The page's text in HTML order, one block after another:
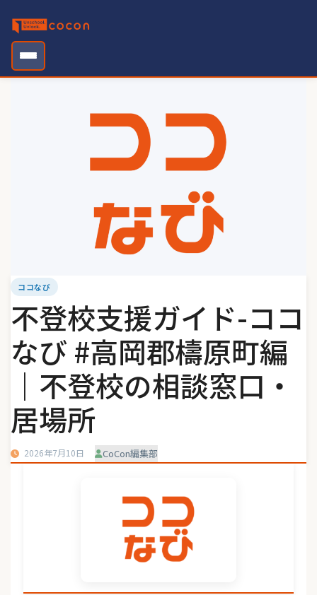
content
ココなび
不登校支援ガイド-ココ
なび #高岡郡檮原町編
｜不登校の相談窓口・
居場所
2026年7月10日 CoCon編集部